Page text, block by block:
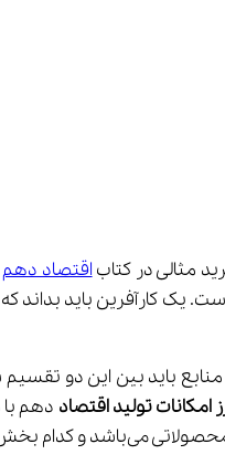
اقتصاد دهم
تولیداقتصاد
نمی‌تواند تولید کند.